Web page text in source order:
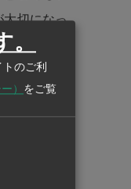
大切になっ
て満足の
さらなる歳
のご利
） をご覧